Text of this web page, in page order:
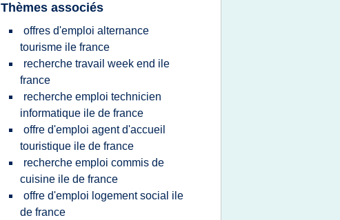
Thèmes associés
offres d'emploi alternance
tourisme ile france
recherche travail week end ile
france
recherche emploi technicien
informatique ile de france
offre d'emploi agent d'accueil
touristique ile de france
recherche emploi commis de
cuisine ile de france
offre d'emploi logement social ile
de france